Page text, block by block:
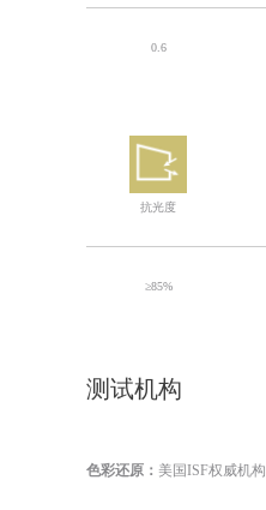
0.6
抗光度
≥85%
测试机构
色彩还原： 美国ISF权威机构